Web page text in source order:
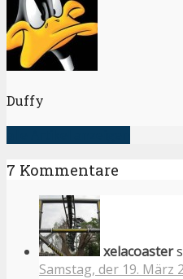
Duffy
7 Kommentare
xelacoaster
Samstag, der 19. März